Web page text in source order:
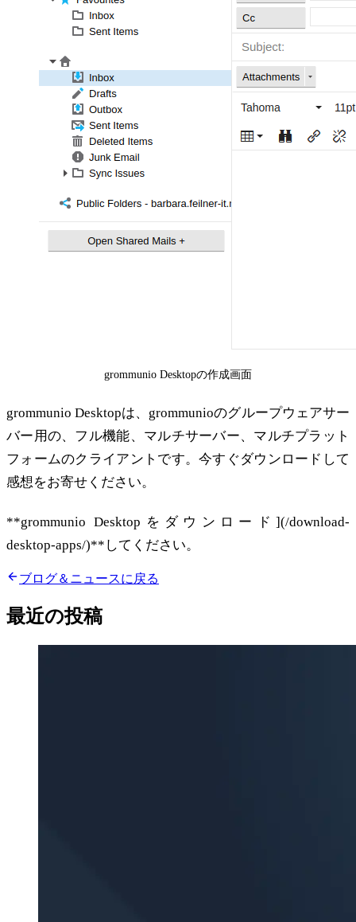
grommunio Desktopの作成画面
grommunio Desktopは、grommunioのグループウェアサー
バー用の、フル機能、マルチサーバー、マルチプラット
フォームのクライアントです。今すぐダウンロードして
感想をお寄せください。
**grommunio Desktopをダウンロード](/download-
desktop-apps/)**してください。
ブログ＆ニュースに戻る
最近の投稿